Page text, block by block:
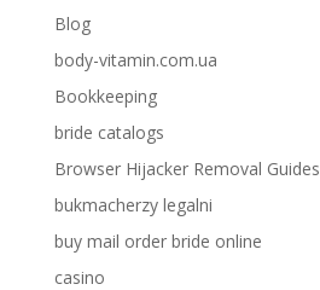
Blog
body-vitamin.com.ua
Bookkeeping
bride catalogs
Browser Hijacker Removal Guides
bukmacherzy legalni
buy mail order bride online
casino